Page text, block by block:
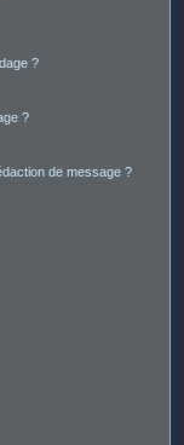
?
?
de message ?